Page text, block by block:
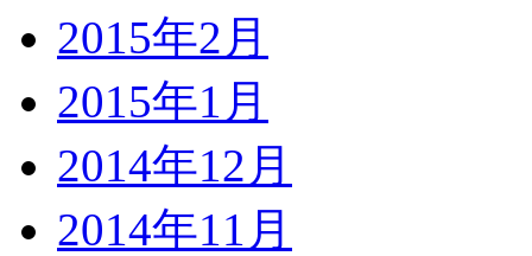
2015年2月
2015年1月
2014年12月
2014年11月